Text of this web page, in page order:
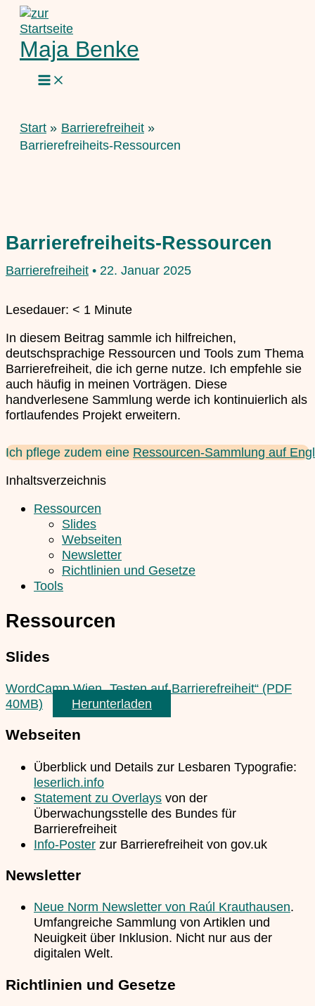
Zum
Inhalt
springen
Maja Benke
Start
Barrierefreiheit
Barrierefreiheits-Ressourcen
Barrierefreiheits-Ressourcen
Barrierefreiheit • 22. Januar 2025
Lesedauer: < 1 Minute
In diesem Beitrag sammle ich hilfreichen,
deutschsprachige Ressourcen und Tools zum Thema
Barrierefreiheit, die ich gerne nutze. Ich empfehle sie
auch häufig in meinen Vorträgen. Diese
handverlesene Sammlung werde ich kontinuierlich als
fortlaufendes Projekt erweitern.
Ich pflege zudem eine Ressourcen-Sammlung auf
Inhaltsverzeichnis
Ressourcen
Slides
Webseiten
Newsletter
Richtlinien und Gesetze
Tools
Ressourcen
Slides
WordCamp Wien „Testen auf Barrierefreiheit“ (PDF
40MB)
Herunterladen
Webseiten
Überblick und Details zur Lesbaren Typografie:
leserlich.info
Statement zu Overlays von der
Überwachungsstelle des Bundes für
Barrierefreiheit
Info-Poster zur Barrierefreiheit von gov.uk
Newsletter
Neue Norm Newsletter von Raúl Krauthausen.
Umfangreiche Sammlung von Artiklen und
Neuigkeit über Inklusion. Nicht nur aus der
digitalen Welt.
Richtlinien und Gesetze